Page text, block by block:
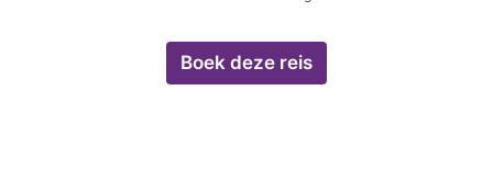
Boek deze reis